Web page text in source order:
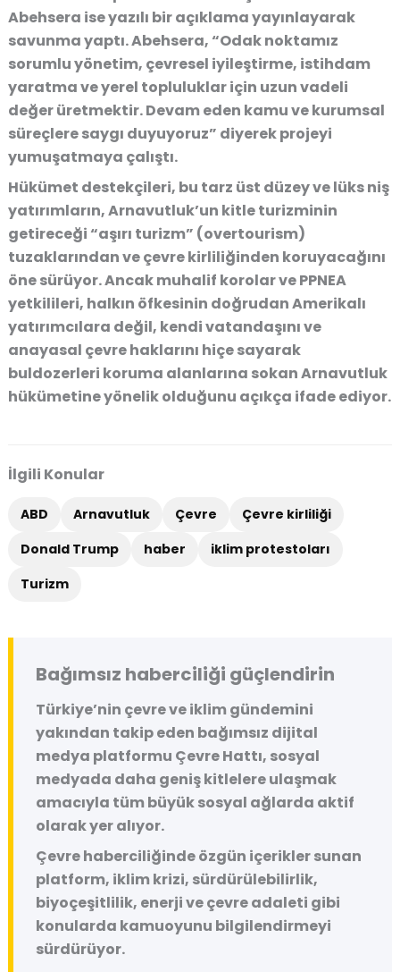
Abehsera ise yazılı bir açıklama yayınlayarak
savunma yaptı. Abehsera, “Odak noktamız
sorumlu yönetim, çevresel iyileştirme, istihdam
yaratma ve yerel topluluklar için uzun vadeli
değer üretmektir. Devam eden kamu ve kurumsal
süreçlere saygı duyuyoruz” diyerek projeyi
yumuşatmaya çalıştı.
Hükümet destekçileri, bu tarz üst düzey ve lüks niş
yatırımların, Arnavutluk’un kitle turizminin
getireceği “aşırı turizm” (overtourism)
tuzaklarından ve çevre kirliliğinden koruyacağını
öne sürüyor. Ancak muhalif korolar ve PPNEA
yetkilileri, halkın öfkesinin doğrudan Amerikalı
yatırımcılara değil, kendi vatandaşını ve
anayasal çevre haklarını hiçe sayarak
buldozerleri koruma alanlarına sokan Arnavutluk
hükümetine yönelik olduğunu açıkça ifade ediyor.
İlgili Konular
ABD Arnavutluk Çevre
Çevre kirliliği
Donald Trump
haber
iklim protestoları
Turizm
Bağımsız haberciliği güçlendirin
Türkiye’nin çevre ve iklim gündemini
yakından takip eden bağımsız dijital
medya platformu Çevre Hattı, sosyal
medyada daha geniş kitlelere ulaşmak
amacıyla tüm büyük sosyal ağlarda aktif
olarak yer alıyor.
Çevre haberciliğinde özgün içerikler sunan
platform, iklim krizi, sürdürülebilirlik,
biyoçeşitlilik, enerji ve çevre adaleti gibi
konularda kamuoyunu bilgilendirmeyi
sürdürüyor.